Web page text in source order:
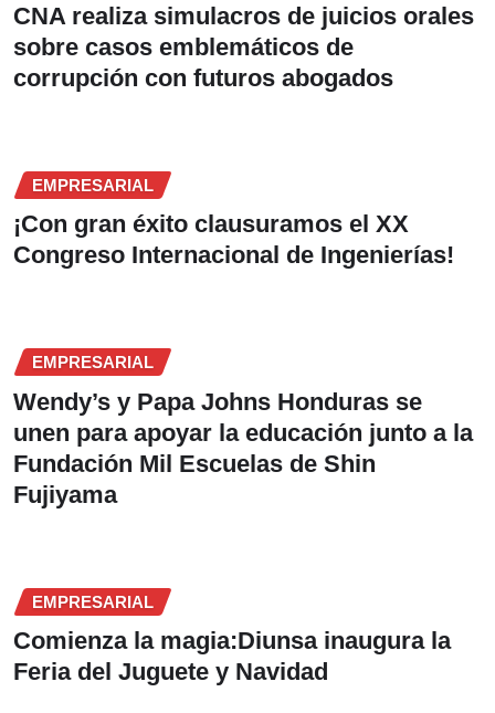
CNA realiza simulacros de juicios orales
sobre casos emblemáticos de
corrupción con futuros abogados
EMPRESARIAL
¡Con gran éxito clausuramos el XX
Congreso Internacional de Ingenierías!
EMPRESARIAL
Wendy’s y Papa Johns Honduras se
unen para apoyar la educación junto a la
Fundación Mil Escuelas de Shin
Fujiyama
EMPRESARIAL
Comienza la magia:Diunsa inaugura la
Feria del Juguete y Navidad